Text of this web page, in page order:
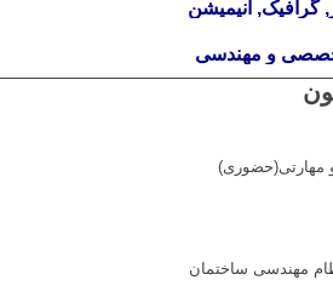
گرافیک, انیمیشن
و مهندسی
مهندسی ساختمان